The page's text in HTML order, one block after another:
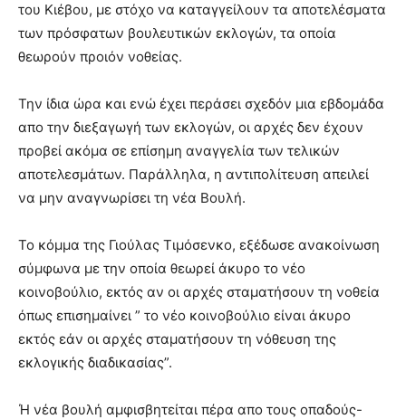
του Κιέβου, με στόχο να καταγγείλουν τα αποτελέσματα
των πρόσφατων βουλευτικών εκλογών, τα οποία
θεωρούν προιόν νοθείας.
Την ίδια ώρα και ενώ έχει περάσει σχεδόν μια εβδομάδα
απο την διεξαγωγή των εκλογών, οι αρχές δεν έχουν
προβεί ακόμα σε επίσημη αναγγελία των τελικών
αποτελεσμάτων. Παράλληλα, η αντιπολίτευση απειλεί
να μην αναγνωρίσει τη νέα Βουλή.
Το κόμμα της Γιούλας Τιμόσενκο, εξέδωσε ανακοίνωση
σύμφωνα με την οποία θεωρεί άκυρο το νέο
κοινοβούλιο, εκτός αν οι αρχές σταματήσουν τη νοθεία
όπως επισημαίνει ” το νέο κοινοβούλιο είναι άκυρο
εκτός εάν οι αρχές σταματήσουν τη νόθευση της
εκλογικής διαδικασίας”.
Ή νέα βουλή αμφισβητείται πέρα απο τους οπαδούς-